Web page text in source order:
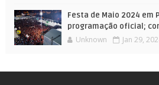
Festa de Maio 2024 em
programação oficial;
Unknown Jan 29,